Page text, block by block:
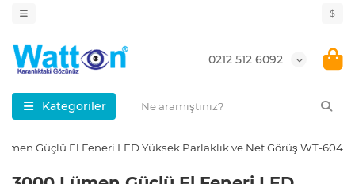
$
0212 512 6092
Kategoriler
Güçlü El Feneri LED Yüksek Parlaklık ve Net Görüş WT-604